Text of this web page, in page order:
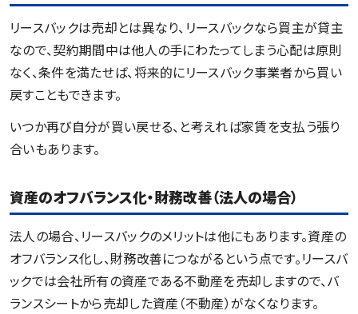
リースバックは売却とは異なり、リースバックなら買主が貸主
なので、契約期間中は他人の手にわたってしまう心配は原則
なく、条件を満たせば、将来的にリースバック事業者から買い
戻すこともできます。
いつか再び自分が買い戻せる、と考えれば家賃を支払う張り
合いもあります。
資産のオフバランス化・財務改善（法人の場合）
法人の場合、リースバックのメリットは他にもあります。資産の
オフバランス化し、財務改善につながるという点です。リースバ
ックでは会社所有の資産である不動産を売却しますので、バ
ランスシートから売却した資産（不動産）がなくなります。